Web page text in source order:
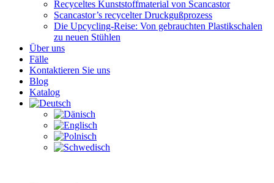
Recyceltes Kunststoffmaterial von Scancastor
Scancastor’s recycelter Druckgußprozess
Die Upcycling-Reise: Von gebrauchten Plastikschalen
zu neuen Stühlen
Über uns
Fälle
Kontaktieren Sie uns
Blog
Katalog